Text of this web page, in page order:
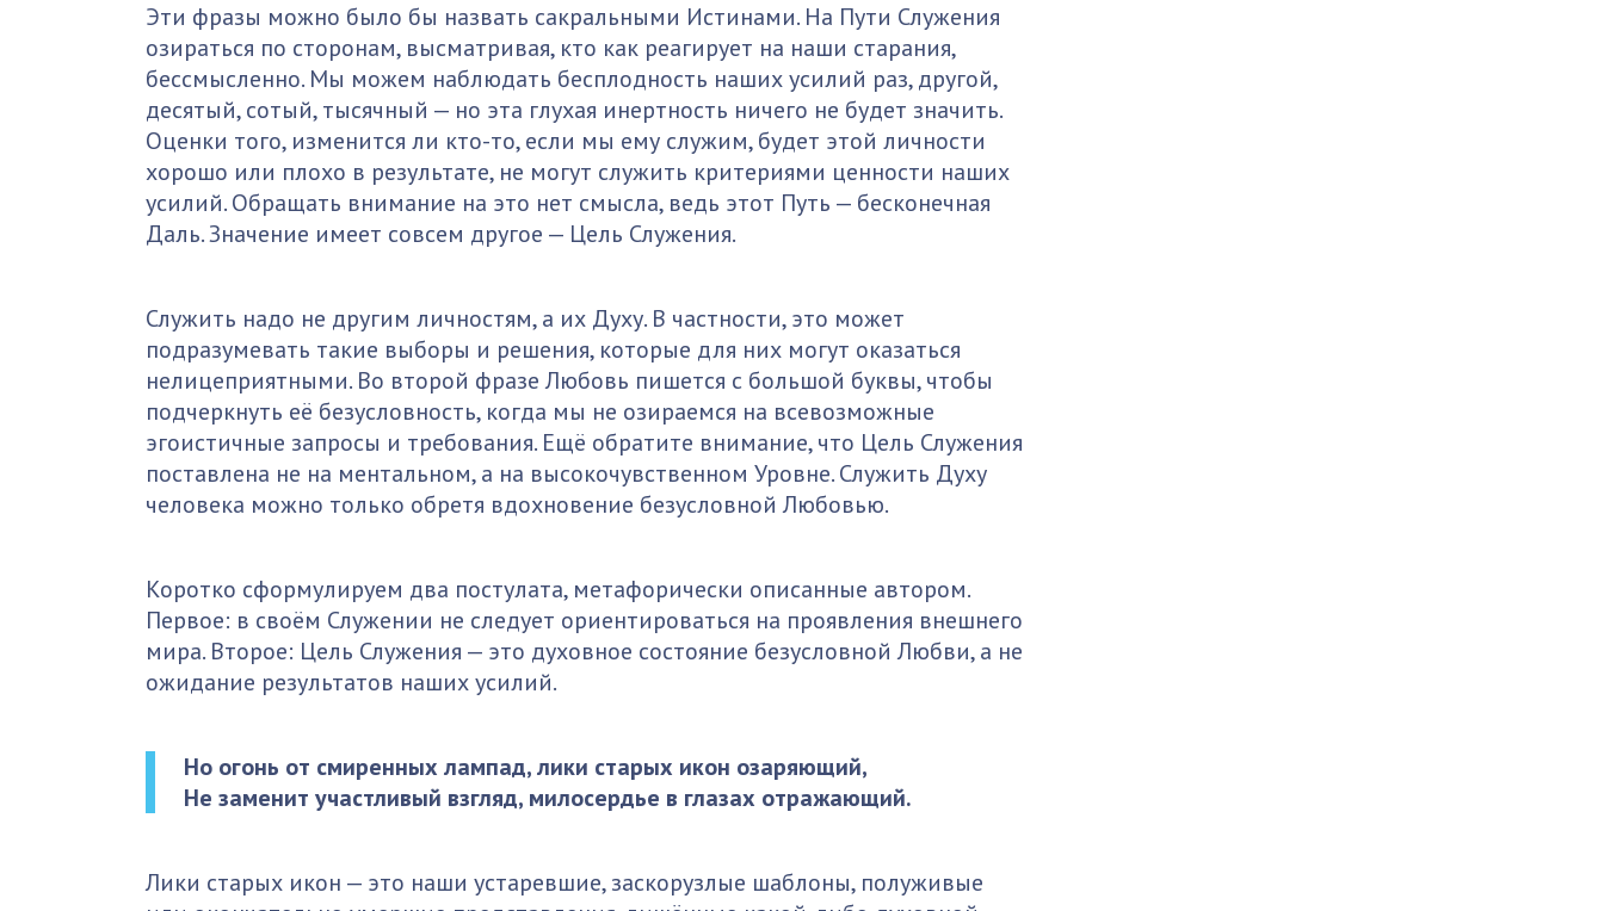
Эти фразы можно было бы назвать сакральными Истинами. На Пути Служения
озираться по сторонам, высматривая, кто как реагирует на наши старания,
бессмысленно. Мы можем наблюдать бесплодность наших усилий раз, другой,
десятый, сотый, тысячный — но эта глухая инертность ничего не будет значить.
Оценки того, изменится ли кто-то, если мы ему служим, будет этой личности
хорошо или плохо в результате, не могут служить критериями ценности наших
усилий. Обращать внимание на это нет смысла, ведь этот Путь — бесконечная
Даль. Значение имеет совсем другое — Цель Служения.
Служить надо не другим личностям, а их Духу. В частности, это может
подразумевать такие выборы и решения, которые для них могут оказаться
нелицеприятными. Во второй фразе Любовь пишется с большой буквы, чтобы
подчеркнуть её безусловность, когда мы не озираемся на всевозможные
эгоистичные запросы и требования. Ещё обратите внимание, что Цель Служения
поставлена не на ментальном, а на высокочувственном Уровне. Служить Духу
человека можно только обретя вдохновение безусловной Любовью.
Коротко сформулируем два постулата, метафорически описанные автором.
Первое: в своём Служении не следует ориентироваться на проявления внешнего
мира. Второе: Цель Служения — это духовное состояние безусловной Любви, а не
ожидание результатов наших усилий.
Но огонь от смиренных лампад, лики старых икон озаряющий,
Не заменит участливый взгляд, милосердье в глазах отражающий.
Лики старых икон — это наши устаревшие, заскорузлые шаблоны, полуживые